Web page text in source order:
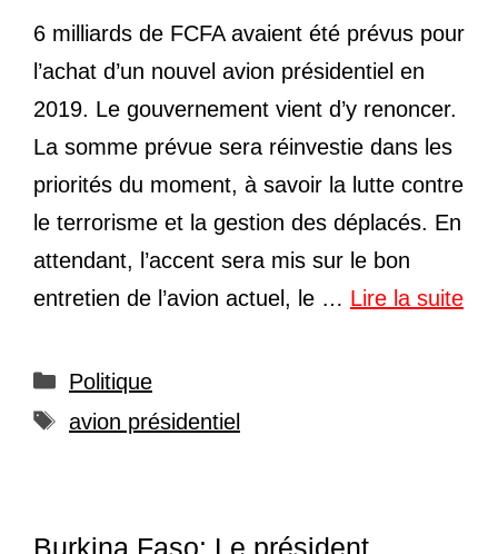
6 milliards de FCFA avaient été prévus pour
l’achat d’un nouvel avion présidentiel en
2019. Le gouvernement vient d’y renoncer.
La somme prévue sera réinvestie dans les
priorités du moment, à savoir la lutte contre
le terrorisme et la gestion des déplacés. En
attendant, l’accent sera mis sur le bon
entretien de l’avion actuel, le … Lire la suite
Catégories
Politique
Étiquettes
avion présidentiel
Burkina Faso: Le président